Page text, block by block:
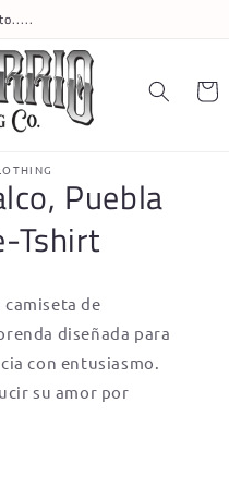
Cart
Puebla
Tshirt
de
diseñada para
con entusiasmo.
su amor por